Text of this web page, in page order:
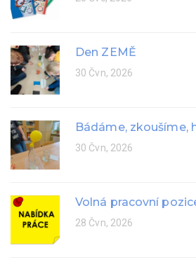
Den ZEMĚ
30 Čvn, 2026
Bádáme, zkoušíme,
30 Čvn, 2026
Volná pracovní
28 Čvn, 2026